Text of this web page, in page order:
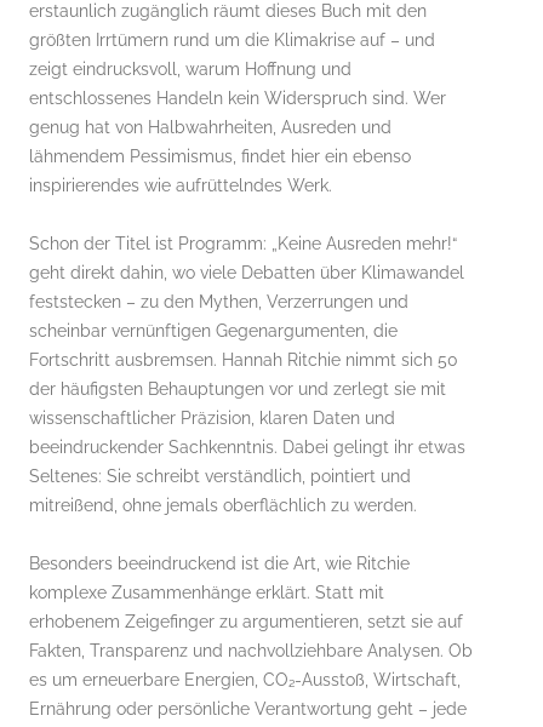
erstaunlich zugänglich räumt dieses Buch mit den
größten Irrtümern rund um die Klimakrise auf – und
zeigt eindrucksvoll, warum Hoffnung und
entschlossenes Handeln kein Widerspruch sind. Wer
genug hat von Halbwahrheiten, Ausreden und
lähmendem Pessimismus, findet hier ein ebenso
inspirierendes wie aufrüttelndes Werk.
Schon der Titel ist Programm: „Keine Ausreden mehr!“
geht direkt dahin, wo viele Debatten über Klimawandel
feststecken – zu den Mythen, Verzerrungen und
scheinbar vernünftigen Gegenargumenten, die
Fortschritt ausbremsen. Hannah Ritchie nimmt sich 50
der häufigsten Behauptungen vor und zerlegt sie mit
wissenschaftlicher Präzision, klaren Daten und
beeindruckender Sachkenntnis. Dabei gelingt ihr etwas
Seltenes: Sie schreibt verständlich, pointiert und
mitreißend, ohne jemals oberflächlich zu werden.
Besonders beeindruckend ist die Art, wie Ritchie
komplexe Zusammenhänge erklärt. Statt mit
erhobenem Zeigefinger zu argumentieren, setzt sie auf
Fakten, Transparenz und nachvollziehbare Analysen. Ob
es um erneuerbare Energien, CO₂-Ausstoß, Wirtschaft,
Ernährung oder persönliche Verantwortung geht – jede